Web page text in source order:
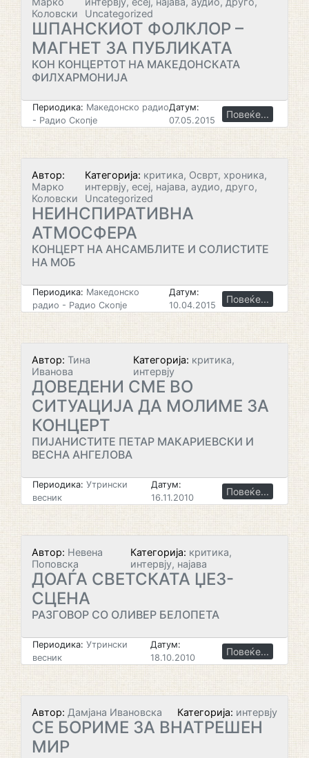
Коловски
Uncategorized
ШПАНСКИОТ ФОЛКЛОР –
МАГНЕТ ЗА ПУБЛИКАТА
КОН КОНЦЕРТОТ НА МАКЕДОНСКАТА
ФИЛХАРМОНИЈА
Периодика: Македонско радио
- Радио Скопје
Датум:
07.05.2015
Повеќе...
Автор:
Марко
Коловски
Категорија: критика, Осврт, хроника,
интервју, есеј, најава, аудио, друго,
Uncategorized
НЕИНСПИРАТИВНА
АТМОСФЕРА
КОНЦЕРТ НА АНСАМБЛИТЕ И СОЛИСТИТЕ
НА МОБ
Периодика: Македонско
радио - Радио Скопје
Датум:
10.04.2015
Повеќе...
Автор: Тина
Иванова
Категорија: критика,
интервју
ДОВЕДЕНИ СМЕ ВО
СИТУАЦИЈА ДА МОЛИМЕ ЗА
КОНЦЕРТ
ПИЈАНИСТИТЕ ПЕТАР МАКАРИЕВСКИ И
ВЕСНА АНГЕЛОВА
Периодика: Утрински
весник
Датум:
16.11.2010
Повеќе...
Автор: Невена
Поповска
Категорија: критика,
интервју, најава
ДОАЃА СВЕТСКАТА ЏЕЗ-
СЦЕНА
РАЗГОВОР СО ОЛИВЕР БЕЛОПЕТА
Периодика: Утрински
весник
Датум:
18.10.2010
Повеќе...
Автор: Дамјана Ивановска Категорија: интервју
СЕ БОРИМЕ ЗА ВНАТРЕШЕН
МИР